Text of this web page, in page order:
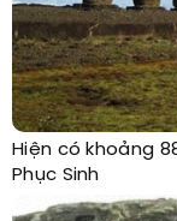
Hiện có khoảng
Phục Sinh